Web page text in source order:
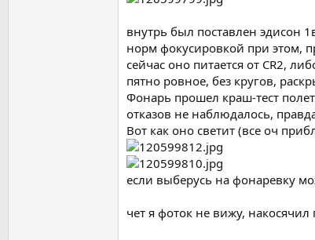
внутрь был поставлен эдисон
норм фокусировкой при этом,
сейчас оно питается от CR2,
пятно ровное, без кругов,
Фонарь прошел краш-тест
отказов не наблюдалось,
Вот как оно светит (все оч
если выберусь на фонаревку
чет я фоток не вижу,